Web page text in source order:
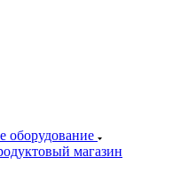
оборудование
магазин